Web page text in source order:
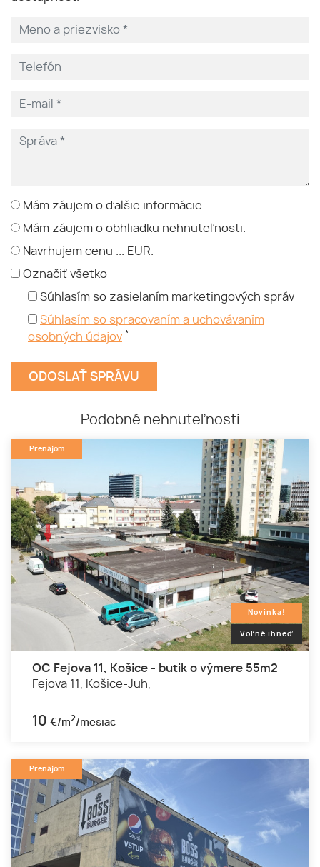
Mám záujem o ďalšie informácie.
Mám záujem o obhliadku nehnuteľnosti.
Navrhujem cenu ... EUR.
Označiť všetko
Súhlasím so zasielaním marketingových správ
Súhlasím so spracovaním a uchovávaním
osobných údajov *
Podobné nehnuteľnosti
Prenájom
Novinka!
Voľné ihneď
OC Fejova 11, Košice - butik o výmere 55m2
Fejova 11,
Košice-Juh,
10 €/m2/mesiac
Prenájom